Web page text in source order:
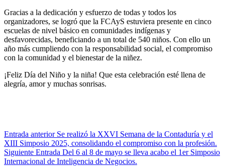
Gracias a la dedicación y esfuerzo de todas y todos los
organizadores, se logró que la FCAyS estuviera presente en cinco
escuelas de nivel básico en comunidades indígenas y
desfavorecidas, beneficiando a un total de 540 niños. Con ello un
año más cumpliendo con la responsabilidad social, el compromiso
con la comunidad y el bienestar de la niñez.
¡Feliz Día del Niño y la niña! Que esta celebración esté llena de
alegría, amor y muchas sonrisas.
Entrada anterior Se realizó la XXVI Semana de la Contaduría y el
XIII Simposio 2025, consolidando el compromiso con la profesión.
Siguiente Entrada Del 6 al 8 de mayo se lleva acabo el 1er Simposio
Internacional de Inteligencia de Negocios.